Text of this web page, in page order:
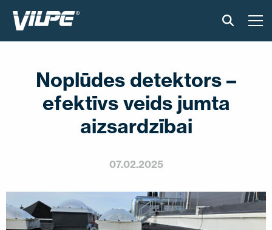
GUDRAIS JUMTS
RAKSTI
Noplūdes detektors –
efektīvs veids jumta
aizsardzībai
07.02.2025